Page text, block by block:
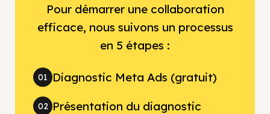
Pour démarrer une collaboration
efficace, nous suivons un processus
en 5 étapes :
01 Diagnostic Meta Ads (gratuit)
02 Présentation du diagnostic